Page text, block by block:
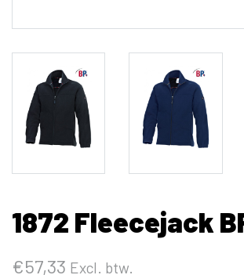
1872 Fleecejack
€57,33 Excl. btw.